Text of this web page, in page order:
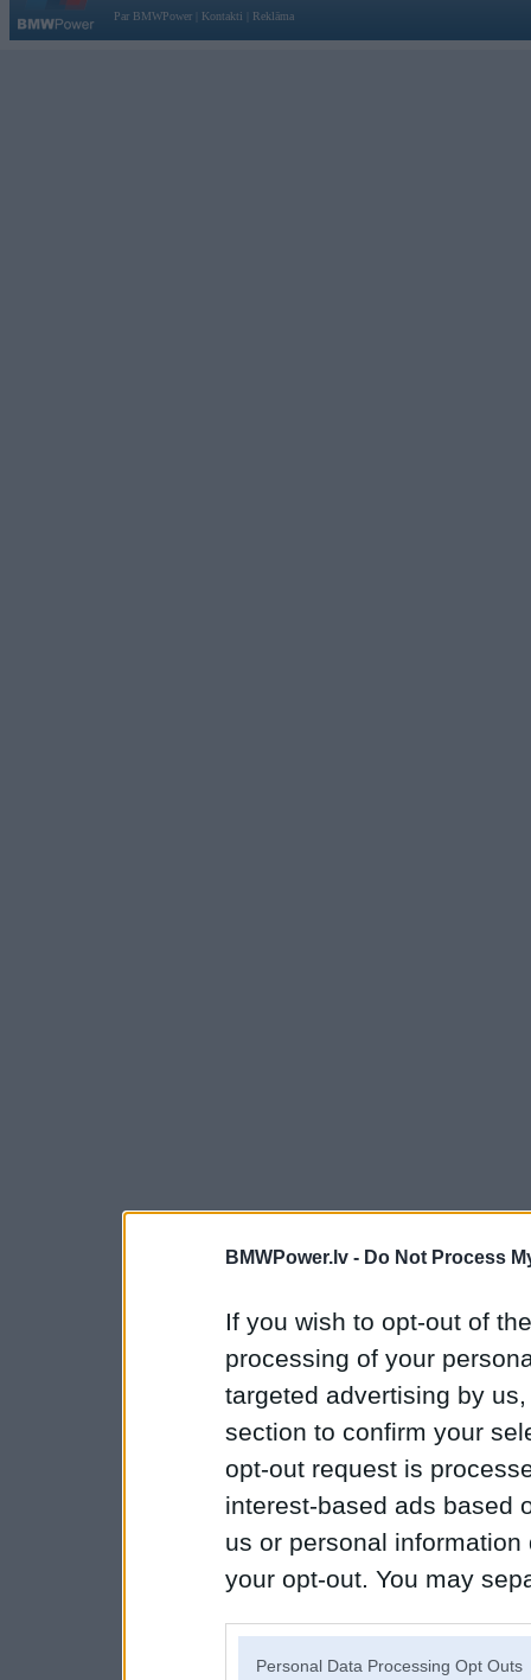
BMWPower.lv - Do Not Process
If you wish to opt-out of
processing of your
targeted advertising by
section to confirm your
opt-out request is
interest-based ads based
us or personal
your opt-out. You may
Personal Data Processing Opt Outs
Par BMWPower
Kontakti Reklāma